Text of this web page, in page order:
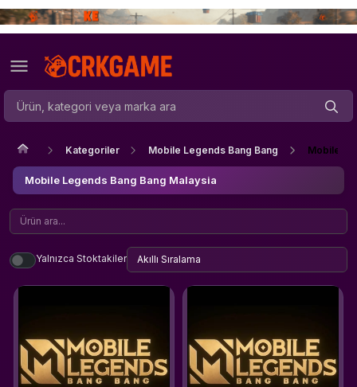
Kategoriler Mobile Legends Bang Bang Mobile
Mobile Legends Bang Bang Malaysia
Yalnızca Stoktakiler